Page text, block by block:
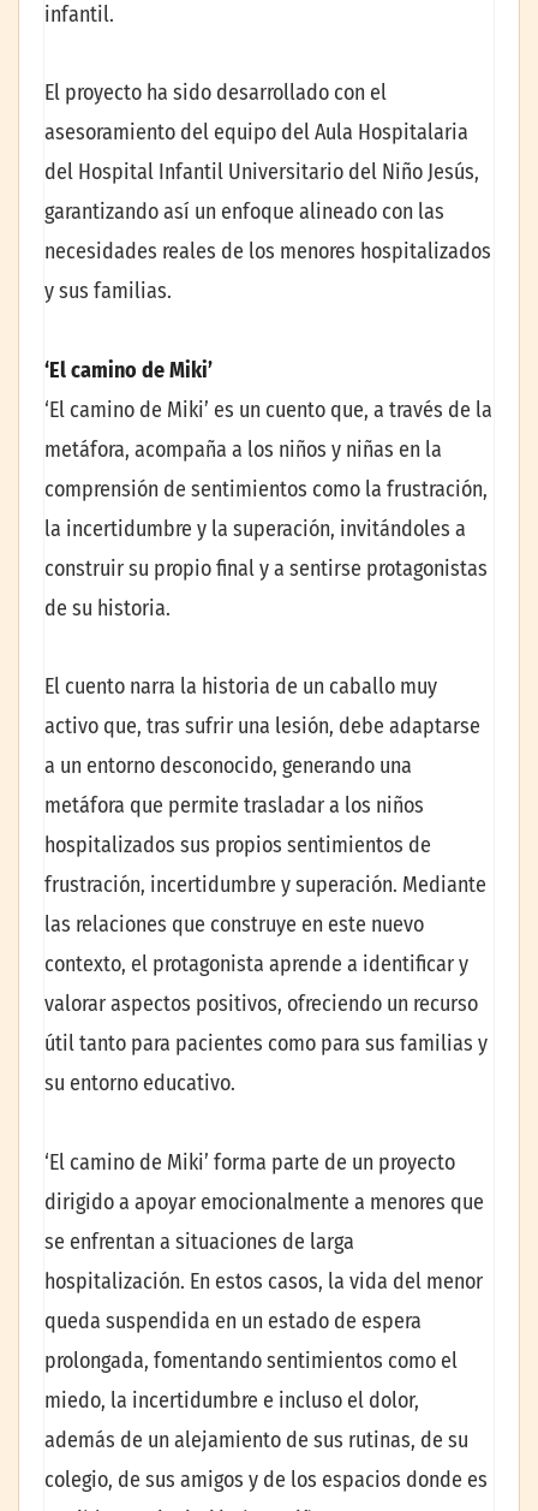
infantil.
El proyecto ha sido desarrollado con el
asesoramiento del equipo del Aula Hospitalaria
del Hospital Infantil Universitario del Niño Jesús,
garantizando así un enfoque alineado con las
necesidades reales de los menores hospitalizados
y sus familias.
‘El camino de Miki’
‘El camino de Miki’ es un cuento que, a través de la
metáfora, acompaña a los niños y niñas en la
comprensión de sentimientos como la frustración,
la incertidumbre y la superación, invitándoles a
construir su propio final y a sentirse protagonistas
de su historia.
El cuento narra la historia de un caballo muy
activo que, tras sufrir una lesión, debe adaptarse
a un entorno desconocido, generando una
metáfora que permite trasladar a los niños
hospitalizados sus propios sentimientos de
frustración, incertidumbre y superación. Mediante
las relaciones que construye en este nuevo
contexto, el protagonista aprende a identificar y
valorar aspectos positivos, ofreciendo un recurso
útil tanto para pacientes como para sus familias y
su entorno educativo.
‘El camino de Miki’ forma parte de un proyecto
dirigido a apoyar emocionalmente a menores que
se enfrentan a situaciones de larga
hospitalización. En estos casos, la vida del menor
queda suspendida en un estado de espera
prolongada, fomentando sentimientos como el
miedo, la incertidumbre e incluso el dolor,
además de un alejamiento de sus rutinas, de su
colegio, de sus amigos y de los espacios donde es